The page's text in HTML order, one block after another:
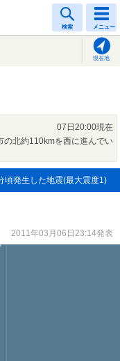
検索 メニュー
現在地
07日20:00現在
の北約110kmを西に進んでい
頃発生した地震(最大震度1)
2011年03月06日23:14発表